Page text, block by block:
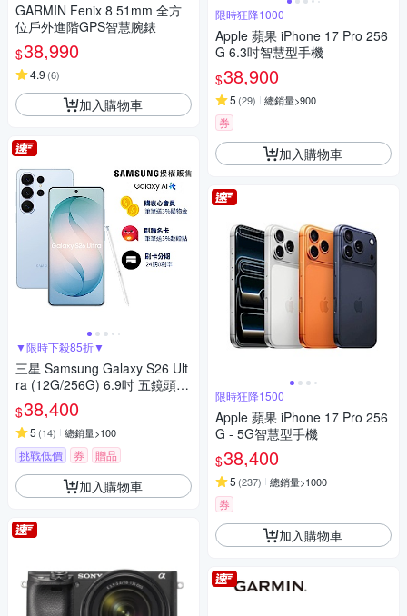
GARMIN Fenix 8 51mm 全方
位戶外進階GPS智慧腕錶
$38,990
4.9 (6)
加入購物車
▼限時下殺85折▼
三星 Samsung Galaxy S26 Ult
ra (12G/256G) 6.9吋 五鏡頭智
慧手機
$38,400
5 (14) 總銷量>100
挑戰低價 券 贈品
加入購物車
限時狂降1000
Apple 蘋果 iPhone 17 Pro 256
G 6.3吋智慧型手機
$38,900
5 (29) 總銷量>900
券
加入購物車
限時狂降1500
Apple 蘋果 iPhone 17 Pro 256
G - 5G智慧型手機
$38,400
5 (237) 總銷量>1000
券
加入購物車